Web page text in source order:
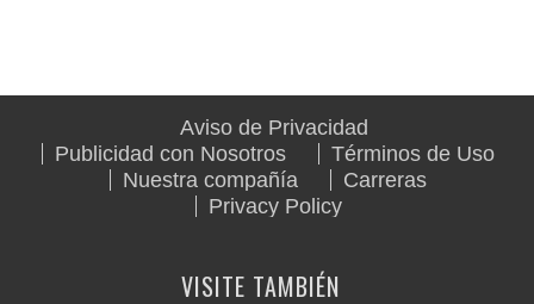
Aviso de Privacidad
Publicidad con Nosotros
Términos de Uso
Nuestra compañía
Carreras
Privacy Policy
VISITE TAMBIÉN